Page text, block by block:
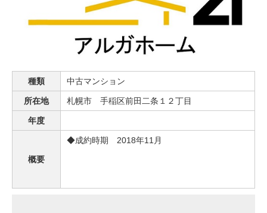
売りたい 売りたい
住み続けたい
スタッフ紹介
来店予約
種類 中古マンション
所在地 札幌市 手稲区前田二条１２丁目
年度
概要
◆成約時期 2018年11月